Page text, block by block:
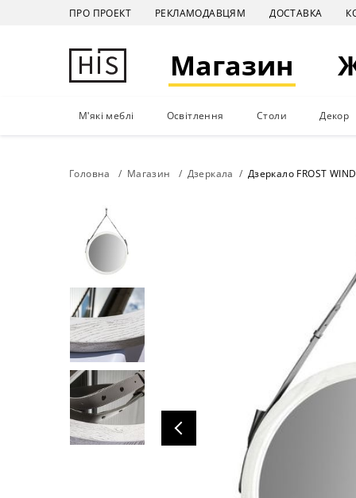
ПРО ПРОЕКТ РЕКЛАМОДАВЦЯМ ДОСТАВКА
Магазин
М'які меблі Освітлення Столи Декор
Головна Магазин Дзеркала Дзеркало FROST